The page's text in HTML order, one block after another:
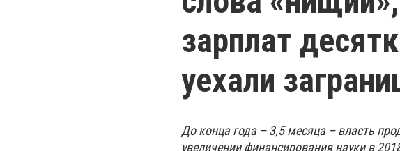
зарплат
уехали
До конца года – 3,5 месяца – власть
увеличении финансирования науки в